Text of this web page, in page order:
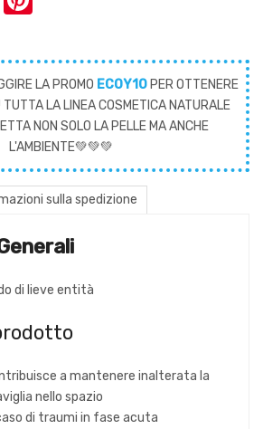
LA PROMO ECOY10 PER OTTENERE
LA LINEA COSMETICA NATURALE
NON SOLO LA PELLE MA ANCHE
L'AMBIENTE💚💚💚
sulla spedizione
di lieve entità
a mantenere inalterata la
nello spazio
di traumi in fase acuta